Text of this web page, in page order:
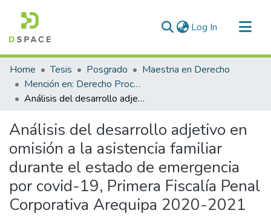
Log In (current)
Communities & Collections
All of DSpace
Statistics
Home Tesis Posgrado
Maestria en Derecho
Mención en: Derecho Procesal Penal
Análisis del desarrollo adjetivo en omisión a la asistencia familiar durante el estado de emergencia por covid-19, Primera Fiscalía Penal Corporativa Arequipa 2020-2021
Análisis del desarrollo adjetivo en
omisión a la asistencia familiar
durante el estado de emergencia
por covid-19, Primera Fiscalía Penal
Corporativa Arequipa 2020-2021